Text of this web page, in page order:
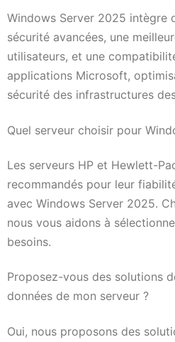
Windows Server 2025 intègre
sécurité avancées, une
utilisateurs, et une
applications Microsoft,
sécurité des infrastructures
Quel serveur choisir pour
Les serveurs HP et Hewlett-
recommandés pour leur
avec Windows Server 2025.
nous vous aidons à
besoins.
Proposez-vous des solutions
données de mon serveur ?
Oui, nous proposons des